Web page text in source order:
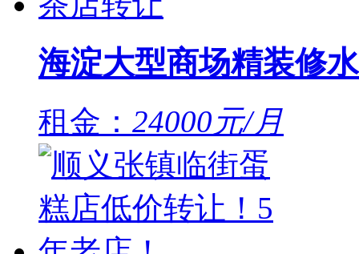
海淀大型商场精装修
租金： 24000元/月